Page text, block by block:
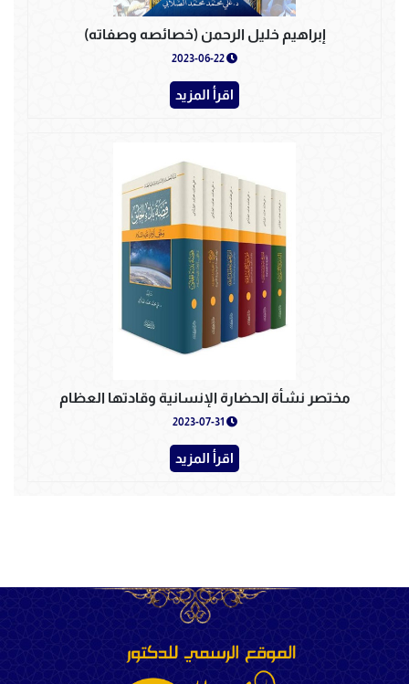
إبراهيم خليل الرحمن (خصائصه وصفاته)
اقرأ المزيد
مختصر نشأة الحضارة الإنسانية وقادتها العظام
اقرأ المزيد